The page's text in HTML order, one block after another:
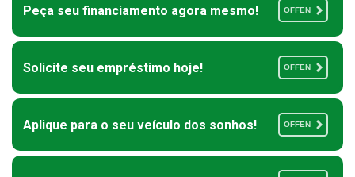
Peça seu financiamento agora mesmo! OFFEN
Solicite seu empréstimo hoje! OFFEN
Aplique para o seu veículo dos sonhos! OFFEN